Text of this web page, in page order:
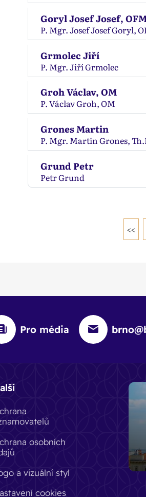
Goryl Josef Josef,
P. Mgr. Josef Josef Goryl,
Grmolec Jiří
P. Mgr. Jiří Grmolec
Groh Václav, OM
P. Václav Groh, OM
Grones Martin
P. Mgr. Martin Grones,
Grund Petr
Petr Grund
<<
Pro média
osobních
a vizuální styl
cookies